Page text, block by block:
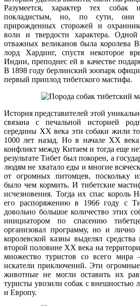
Разумеется, характер тех собак
покладистым, но, по сути, они
прирожденных сторожей и
воли и твердости характера.
отважных великанов была королева
лорд Хардинг, спустя некоторое
Индии, преподнес ей в качестве
В 1898 году берлинский зоопарк
первый приплод тибетского мастифа.
История представителей этой
связана с печальной историей
середины ХХ века эти собаки жили
1000 лет назад. Но в начале ХХ
конфликт между Китаем и тогда еще
результате Тибет был покорен, а
людям не хватало еды и многие
от огромных питомцев, поскольку
было чем кормить. И тибетские
исчезновения. Тогда их спас король
его распоряжению в 1966 году с
довольно большое количество этих
инициатором по спасению
организовал программу, но и лично
королевской казны выделял
второй половине ХХ века на
множество туристов со всего мира
искатели приключений. Эти
животные не могли оставить их
туристы увозили собак с внешностью
и Европу.